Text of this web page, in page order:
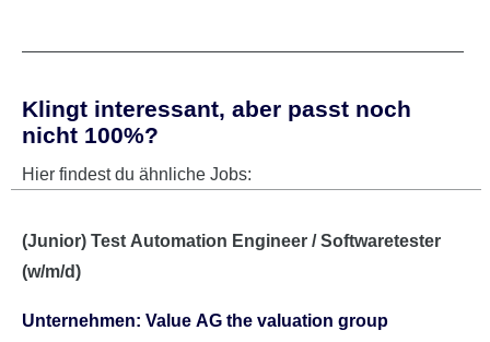
Klingt interessant, aber passt noch
nicht 100%?
Hier findest du ähnliche Jobs:
(Junior) Test Automation Engineer / Softwaretester
(w/m/d)
Unternehmen: Value AG the valuation group